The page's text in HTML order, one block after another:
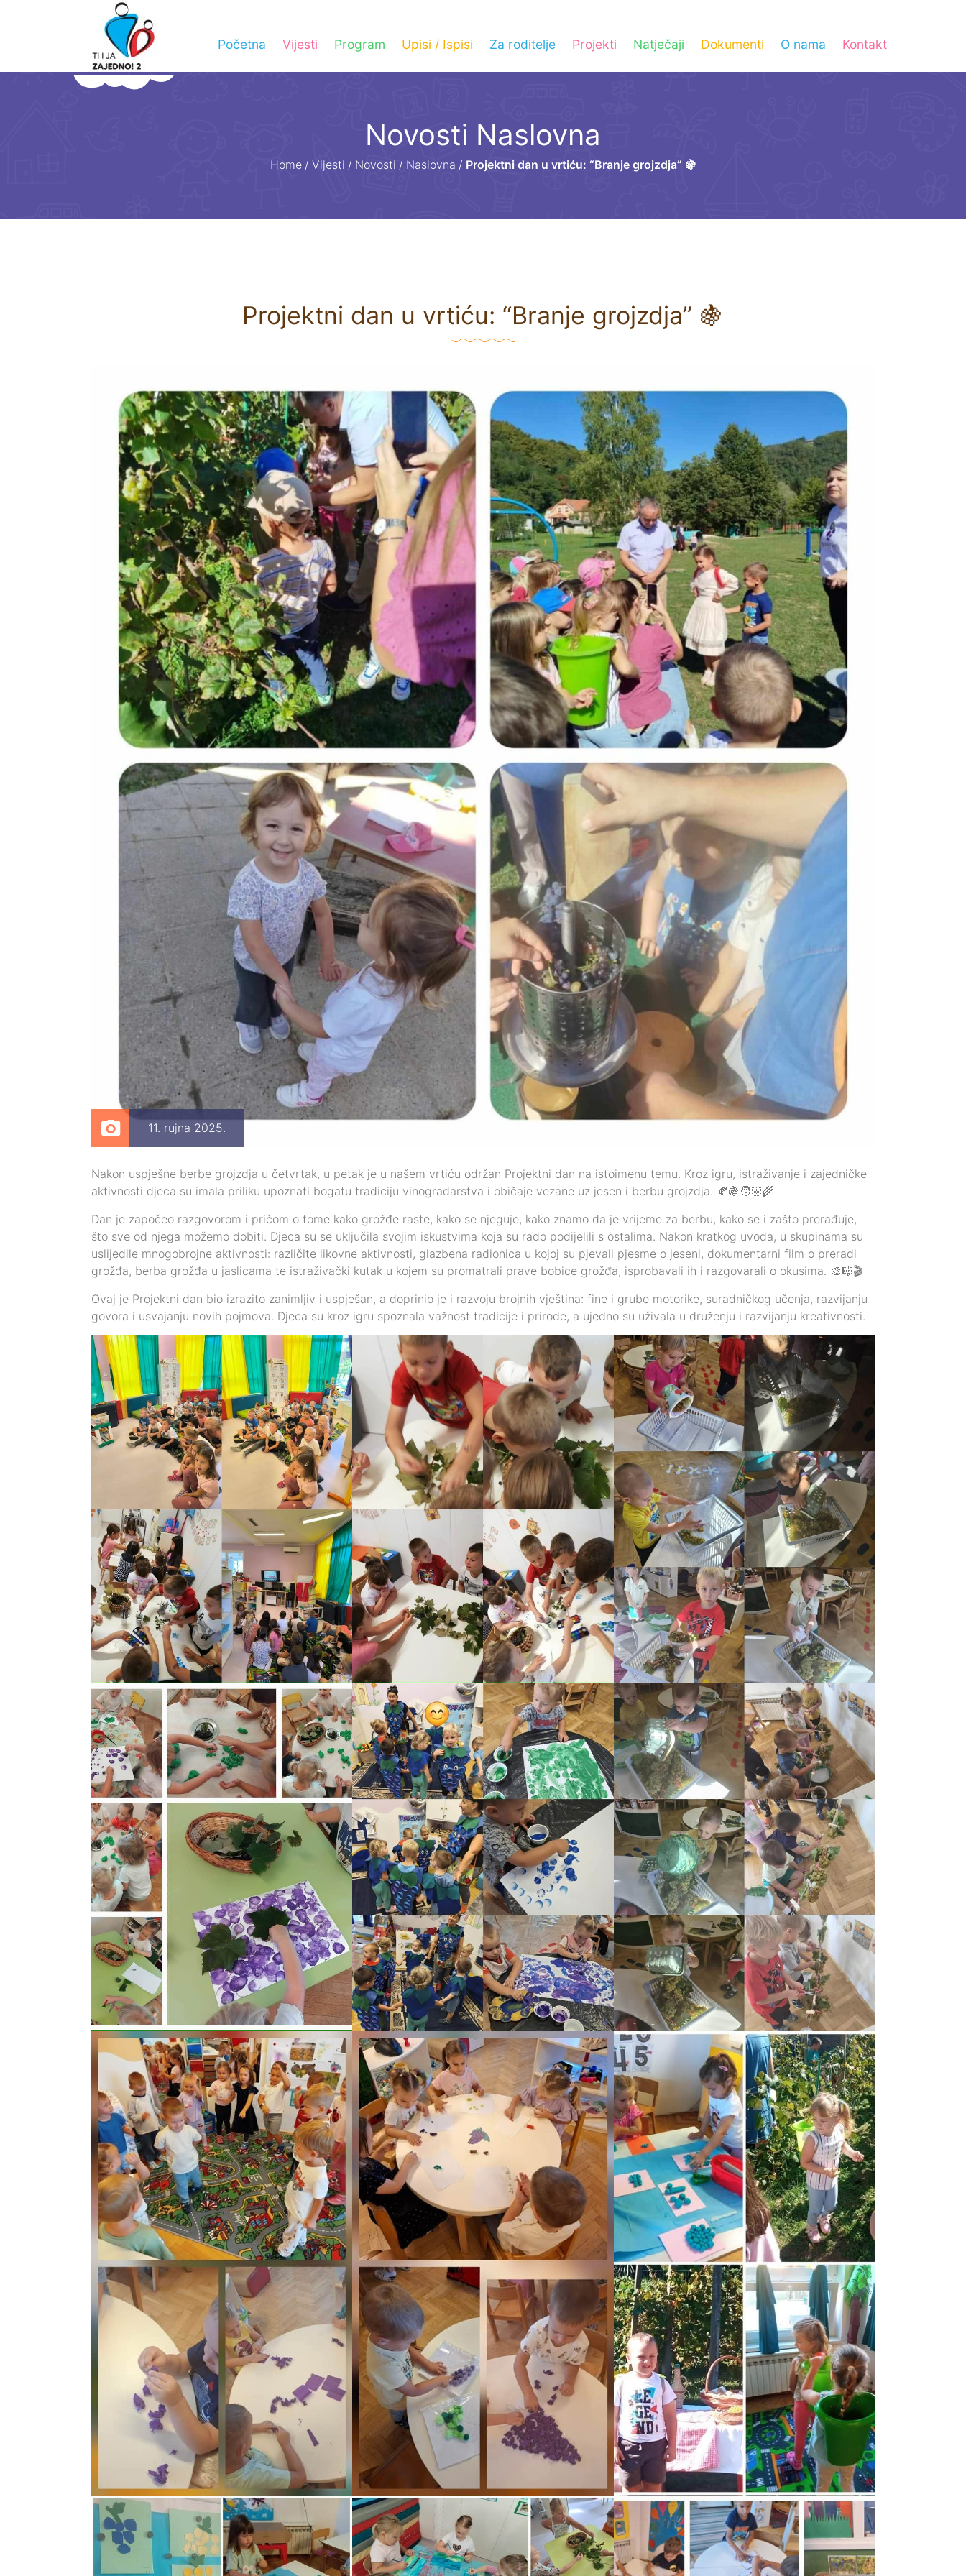
Početna Vijesti Program Upisi / Ispisi Za roditelje Projekti Natječaji Dokumenti O nama Kontakt
Novosti Naslovna
Home / Vijesti / Novosti / Naslovna / Projektni dan u vrtiću: “Branje grojzdja” 🍇
Projektni dan u vrtiću: “Branje grojzdja” 🍇
11. rujna 2025.
Nakon uspješne berbe grojzdja u četvrtak, u petak je u našem vrtiću održan Projektni dan na istoimenu temu. Kroz igru, istraživanje i zajedničke
aktivnosti djeca su imala priliku upoznati bogatu tradiciju vinogradarstva i običaje vezane uz jesen i berbu grojzdja. 🍂🍇🧑🏼‍🌾
Dan je započeo razgovorom i pričom o tome kako grožđe raste, kako se njeguje, kako znamo da je vrijeme za berbu, kako se i zašto prerađuje,
što sve od njega možemo dobiti. Djeca su se uključila svojim iskustvima koja su rado podijelili s ostalima. Nakon kratkog uvoda, u skupinama su
uslijedile mnogobrojne aktivnosti: različite likovne aktivnosti, glazbena radionica u kojoj su pjevali pjesme o jeseni, dokumentarni film o preradi
grožđa, berba grožđa u jaslicama te istraživački kutak u kojem su promatrali prave bobice grožđa, isprobavali ih i razgovarali o okusima. 🎨🎼🎬
Ovaj je Projektni dan bio izrazito zanimljiv i uspješan, a doprinio je i razvoju brojnih vještina: fine i grube motorike, suradničkog učenja, razvijanju
govora i usvajanju novih pojmova. Djeca su kroz igru spoznala važnost tradicije i prirode, a ujedno su uživala u druženju i razvijanju kreativnosti.